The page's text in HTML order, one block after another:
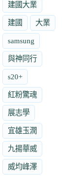
建國大業
建國 大業
samsung
與神同行
s20+
紅粉驚魂
展志學
宜雄玉潤
九揚華威
威均峰澤